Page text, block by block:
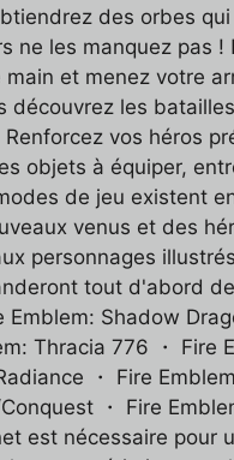
des orbes
ne les manquez pas
et menez votre
découvrez les
vos héros
objets à équiper,
de jeu existent
venus et des
personnages
tout d'abord
Shadow
Thracia 776 ・ Fire
・ Fire
・ Fire
est nécessaire pour